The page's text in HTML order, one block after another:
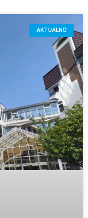
AKTUALNO